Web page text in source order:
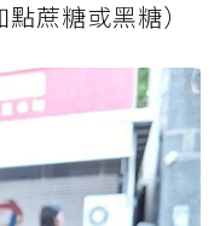
蔗糖或黑糖）